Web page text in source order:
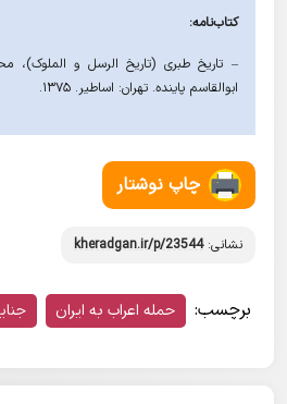
کتاب‌نامه:
– تاریخ طبری (تاریخ الرسل و الملوک)،
ابوالقاسم پاینده. تهران: اساطیر. ١٣٧۵.
چاپ نوشتار
نشانی:kheradgan.ir/p/23544
برچسب: حمله اعراب به ایران